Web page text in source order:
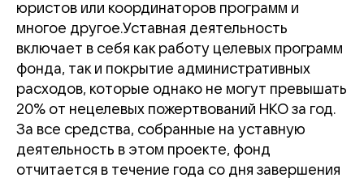
юристов или координаторов программ и
многое другое.Уставная деятельность
включает в себя как работу целевых программ
фонда, так и покрытие административных
расходов, которые однако не могут превышать
20% от нецелевых пожертвований НКО за год.
За все средства, собранные на уставную
деятельность в этом проекте, фонд
отчитается в течение года со дня завершения